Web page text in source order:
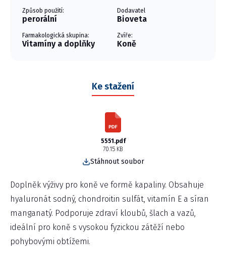
Způsob použití:
perorální
Dodavatel
Bioveta
Farmakologická skupina:
Vitamíny a doplňky
Zvíře:
Koně
Ke stažení
5551.pdf
70.15 KB
Stáhnout soubor
Doplněk výživy pro koně ve formě kapaliny. Obsahuje
hyaluronát sodný, chondroitin sulfát, vitamín E a síran
manganatý. Podporuje zdraví kloubů, šlach a vazů,
ideální pro koně s vysokou fyzickou zátěží nebo
pohybovými obtížemi.